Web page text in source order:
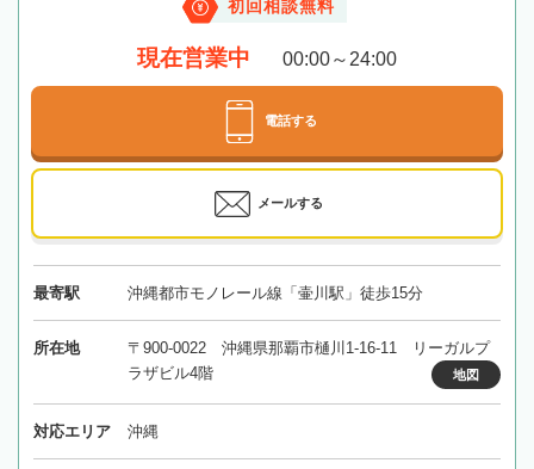
初回相談無料
現在営業中 00:00～24:00
電話する
メールする
最寄駅 沖縄都市モノレール線「壷川駅」徒歩15分
所在地
〒900-0022 沖縄県那覇市樋川1-16-11 リーガルプ
ラザビル4階
地図
対応エリア 沖縄